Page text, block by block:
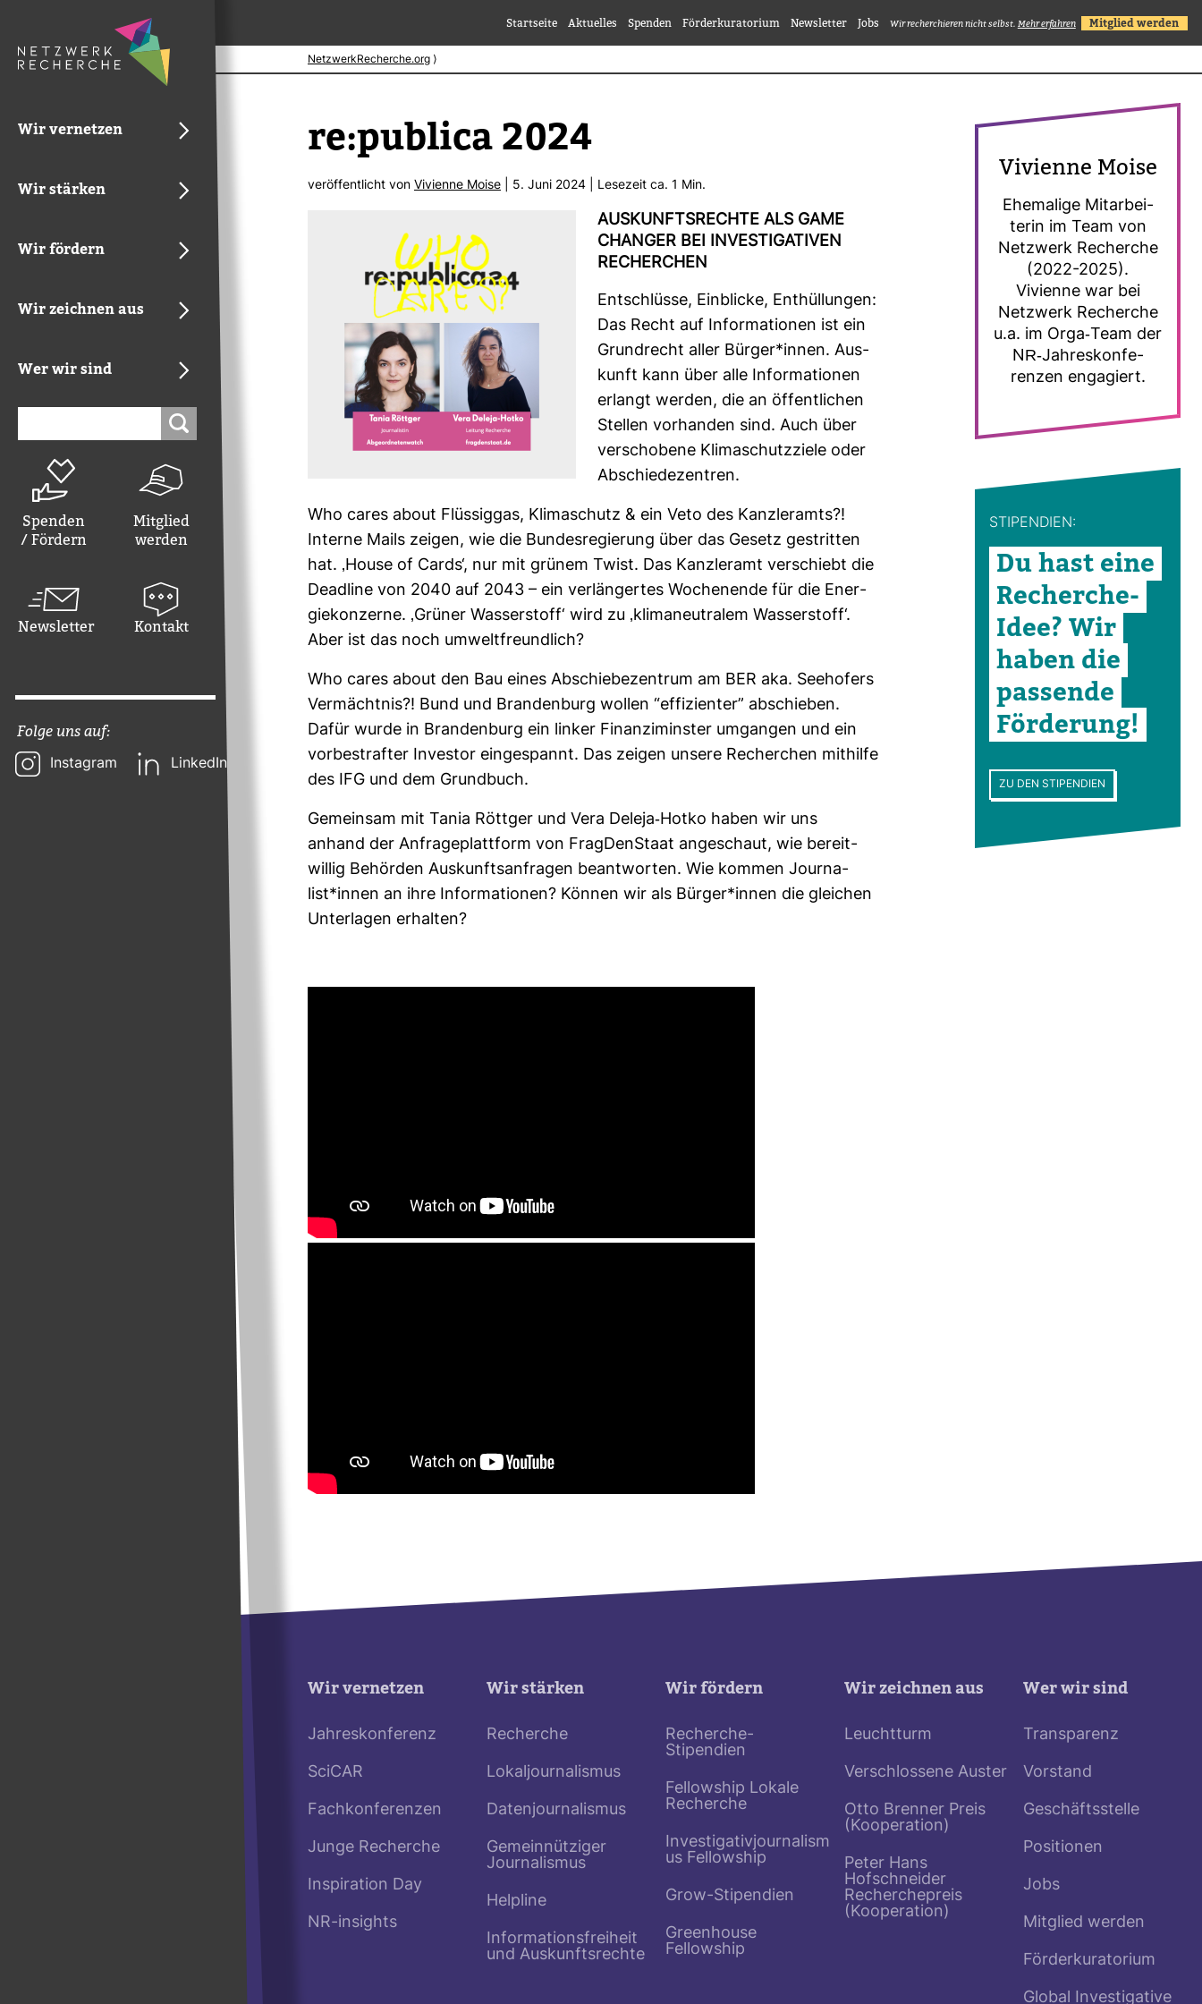
Wir vernetzen
Wir stärken
Wir fördern
Wir zeichnen aus
Wer wir sind
Spenden
/ Fördern
Mitglied
werden
Newsletter Kontakt
Folge uns auf:
Instagram LinkedIn
Startseite Aktuelles Spenden Förderkuratorium Newsletter Jobs Wir recherchieren nicht selbst. Mehr erfahren Mitglied werden
NetzwerkRecherche.org ⟩
re:publica 2024
ver­öf­fent­licht von Vivi­enne Moise | 5. Juni 2024 | Lese­zeit ca. 1 Min.
AUS­KUNFTS­RECHTE ALS GAME
CHANGER BEI INVES­TI­GA­TIVEN
RECHER­CHEN
Ent­schlüsse, Ein­blicke, Ent­hül­lungen:
Das Recht auf Infor­ma­tionen ist ein
Grund­recht aller Bürger*innen. Aus­
kunft kann über alle Infor­ma­tionen
erlangt werden, die an öffent­li­chen
Stellen vor­handen sind. Auch über
ver­scho­bene Kli­ma­schutz­ziele oder
Abschie­de­zen­tren.
Who cares about Flüs­siggas, Kli­ma­schutz & ein Veto des Kanz­ler­amts?!
Interne Mails zeigen, wie die Bun­des­re­gie­rung über das Gesetz gestritten
hat. ‚House of Cards‘, nur mit grünem Twist. Das Kanz­leramt ver­schiebt die
Dead­line von 2040 auf 2043 – ein ver­län­gertes Wochen­ende für die Ener­
gie­kon­zerne. ‚Grüner Was­ser­stoff‘ wird zu ‚kli­ma­neu­tralem Was­ser­stoff‘.
Aber ist das noch umwelt­freund­lich?
Who cares about den Bau eines Abschie­be­zen­trum am BER aka. See­ho­fers
Ver­mächtnis?! Bund und Bran­den­burg wollen “effi­zi­enter” abschieben.
Dafür wurde in Bran­den­burg ein linker Finan­zim­inster umgangen und ein
vor­be­strafter Investor ein­ge­spannt. Das zeigen unsere Recher­chen mit­hilfe
des IFG und dem Grund­buch.
Gemeinsam mit Tania Röttger und Vera Deleja-​Hotko haben wir uns
anhand der Anfra­ge­platt­form von Frag­Den­Staat ange­schaut, wie bereit­
willig Behörden Aus­kunfts­an­fragen beant­worten. Wie kommen Jour­na­
list*innen an ihre Infor­ma­tionen? Können wir als Bürger*innen die glei­chen
Unter­lagen erhalten?
Vivi­enne Moise
Ehe­ma­lige Mit­ar­bei­
terin im Team von
Netz­werk Recherche
(2022-2025).
Vivi­enne war bei
Netz­werk Recherche
u.a. im Orga-​Team der
NR-​Jah­res­kon­fe­
renzen enga­giert.
STI­PEN­DIEN:
Du hast eine
Recherche-​
Idee? Wir
haben die
pas­sende
För­de­rung!
ZU DEN STIPENDIEN
Wir vernetzen
Jahreskonferenz
SciCAR
Fachkonferenzen
Junge Recherche
Inspiration Day
NR-insights
Wir stärken
Recherche
Lokaljournalismus
Datenjournalismus
Gemeinnütziger
Journalismus
Helpline
Informationsfreiheit
und Auskunftsrechte
Wir fördern
Recherche-
Stipendien
Fellowship Lokale
Recherche
Investigativjournalism
us Fellowship
Grow-Stipendien
Greenhouse
Fellowship
Wir zeichnen aus
Leuchtturm
Verschlossene Auster
Otto Brenner Preis
(Kooperation)
Peter Hans
Hofschneider
Recherchepreis
(Kooperation)
Wer wir sind
Transparenz
Vorstand
Geschäftsstelle
Positionen
Jobs
Mitglied werden
Förderkuratorium
Global Investigative